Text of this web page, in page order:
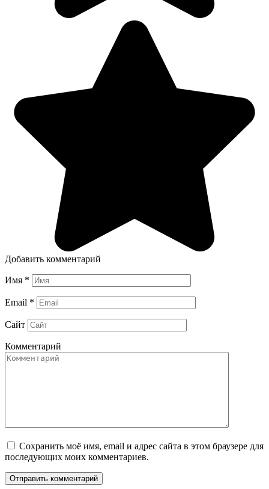
Добавить комментарий
Имя *
Email *
Сайт
Комментарий
Сохранить моё имя, email и адрес сайта в этом браузере для
последующих моих комментариев.